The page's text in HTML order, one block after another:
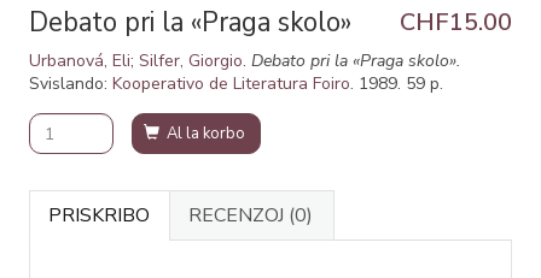
Debato pri la «Praga skolo» CHF15.00
Urbanová, Eli; Silfer, Giorgio. Debato pri la «Praga skolo».
Svislando: Kooperativo de Literatura Foiro. 1989. 59 p.
Al la korbo
PRISKRIBO RECENZOJ (0)